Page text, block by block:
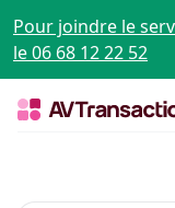
Pour joindre le
le 06 68 12 22 52